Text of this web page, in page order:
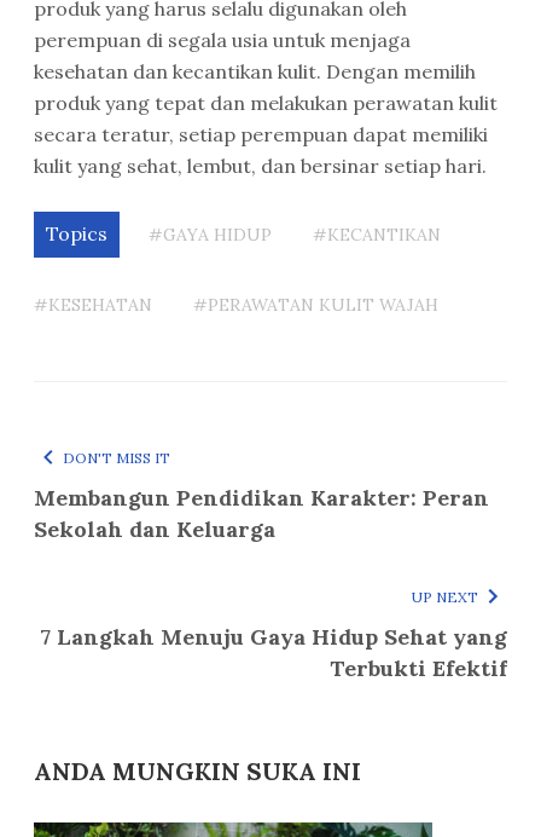
produk yang harus selalu digunakan oleh
perempuan di segala usia untuk menjaga
kesehatan dan kecantikan kulit. Dengan memilih
produk yang tepat dan melakukan perawatan kulit
secara teratur, setiap perempuan dapat memiliki
kulit yang sehat, lembut, dan bersinar setiap hari.
Topics #GAYA HIDUP #KECANTIKAN
#KESEHATAN #PERAWATAN KULIT WAJAH
DON'T MISS IT
Membangun Pendidikan Karakter: Peran
Sekolah dan Keluarga
UP NEXT
7 Langkah Menuju Gaya Hidup Sehat yang
Terbukti Efektif
ANDA MUNGKIN SUKA INI